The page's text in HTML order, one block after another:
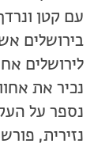
עם קטן
בירושלים
לירושלים
נכיר את
נספר על
נזירית,